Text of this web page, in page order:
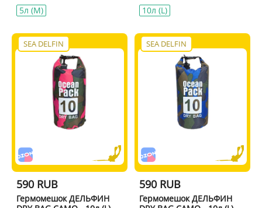
5л (M)
10л (L)
SEA DELFIN
590 RUB
Гермомешок ДЕЛЬФИН
SEA DELFIN
590 RUB
Гермомешок ДЕЛЬФИН